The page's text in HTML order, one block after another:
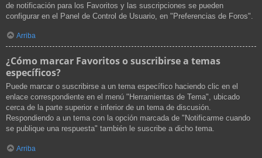
de notificación para los Favoritos y las suscripciones se pueden
configurar en el Panel de Control de Usuario, en "Preferencias de Foros".
Arriba
¿Cómo marcar Favoritos o suscribirse a temas
específicos?
Puede marcar o suscribirse a un tema específico haciendo clic en el
enlace correspondiente en el menú "Herramientas de Tema", ubicado
cerca de la parte superior e inferior de un tema de discusión.
Respondiendo a un tema con la opción marcada de "Notificarme cuando
se publique una respuesta" también le suscribe a dicho tema.
Arriba